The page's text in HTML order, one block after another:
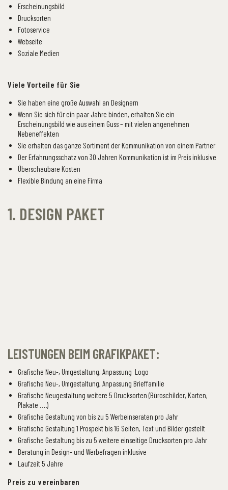
Erscheinungsbild
Drucksorten
Fotoservice
Webseite
Soziale Medien
Viele Vorteile für Sie
Sie haben eine große Auswahl an Designern
Wenn Sie sich für ein paar Jahre binden, erhalten Sie ein
Erscheinungsbild wie aus einem Guss – mit vielen angenehmen
Nebeneffekten
Sie erhalten das ganze Sortiment der Kommunikation von einem Partner
Der Erfahrungsschatz von 30 Jahren Kommunikation ist im Preis inklusive
Überschaubare Kosten
Flexible Bindung an eine Firma
1. DESIGN PAKET
LEISTUNGEN BEIM GRAFIKPAKET:
Grafische Neu-, Umgestaltung, Anpassung Logo
Grafische Neu-, Umgestaltung, Anpassung Brieffamilie
Grafische Neugestaltung weitere 5 Drucksorten (Büroschilder, Karten,
Plakate ….)
Grafische Gestaltung von bis zu 5 Werbeinseraten pro Jahr
Grafische Gestaltung 1 Prospekt bis 16 Seiten, Text und Bilder gestellt
Grafische Gestaltung bis zu 5 weitere einseitige Drucksorten pro Jahr
Beratung in Design- und Werbefragen inklusive
Laufzeit 5 Jahre
Preis zu vereinbaren